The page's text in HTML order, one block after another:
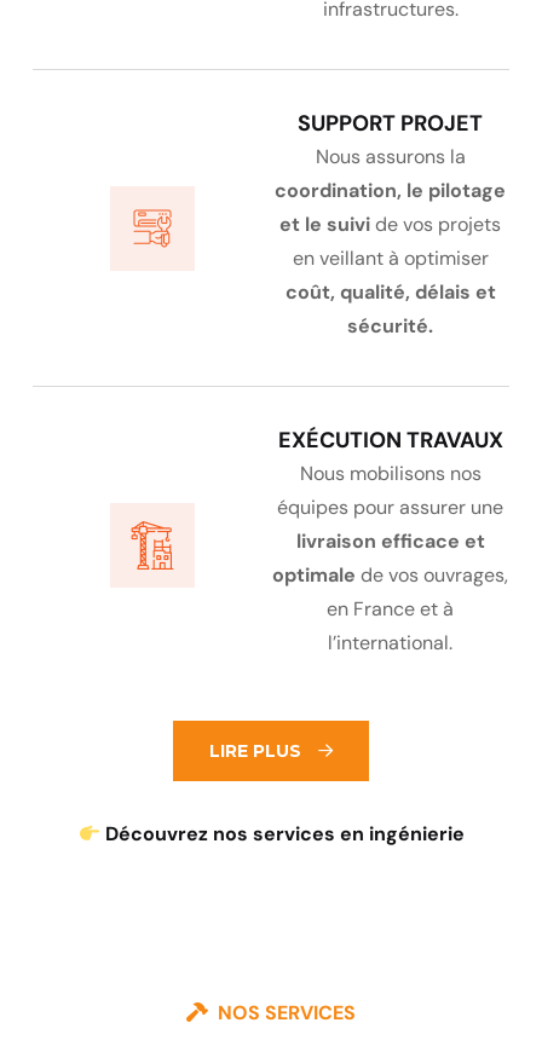
infrastructures.
SUPPORT PROJET
Nous assurons la
coordination, le pilotage
et le suivide vos projets
en veillant à optimiser
coût, qualité, délais et
sécurité.
EXÉCUTION TRAVAUX
Nous mobilisons nos
équipes pour assurer une
livraison efficace et
optimale de vos ouvrages,
en France et à
l’international.
LIRE PLUS
Découvrez nos services en ingénierie
NOS SERVICES